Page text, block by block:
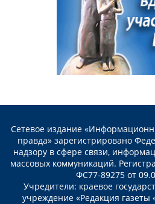
Сетевое издание
правда» зарегистрировано
надзору в сфере связи,
массовых коммуникаций.
ФС77-89275 от
Учредители: краевое
учреждение «Редакция газеты